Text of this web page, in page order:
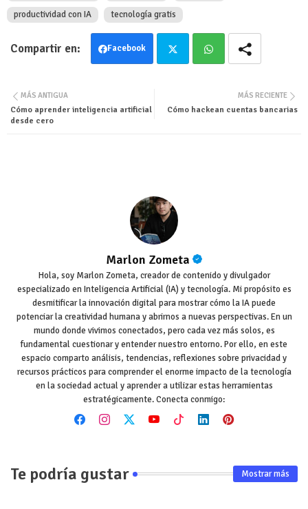
productividad con IA
tecnología gratis
Facebook
ter tsa
MÁS RECIENTE
Cómo hackean cuentas bancarias
MÁS ANTIGUA
Cómo aprender inteligencia artificial
desde cero
Marlon Zometa
Hola, soy Marlon Zometa, creador de contenido y divulgador
especializado en Inteligencia Artificial (IA) y tecnología. Mi propósito es
desmitificar la innovación digital para mostrar cómo la IA puede
potenciar la creatividad humana y abrirnos a nuevas perspectivas. En un
mundo donde vivimos conectados, pero cada vez más solos, es
fundamental cuestionar y entender nuestro entorno. Por ello, en este
espacio comparto análisis, tendencias, reflexiones sobre privacidad y
recursos prácticos para comprender el enorme impacto de la tecnología
en la sociedad actual y aprender a utilizar estas herramientas
estratégicamente. Conecta conmigo:
Te podría gustar Mostrar más